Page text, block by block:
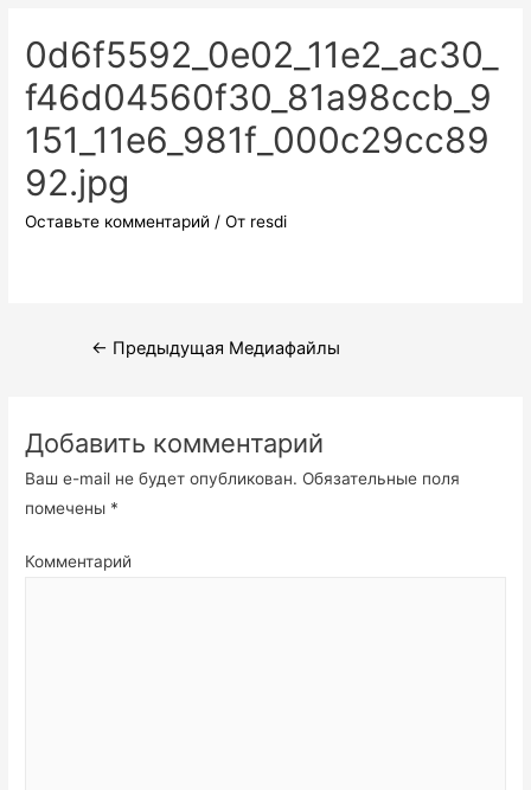
0d6f5592_0e02_11e2_ac30_
f46d04560f30_81a98ccb_9
151_11e6_981f_000c29cc89
92.jpg
Оставьте комментарий / От resdi
Навигация
← Предыдущая Медиафайлы
Добавить комментарий
Ваш e-mail не будет опубликован. Обязательные поля
помечены *
Комментарий